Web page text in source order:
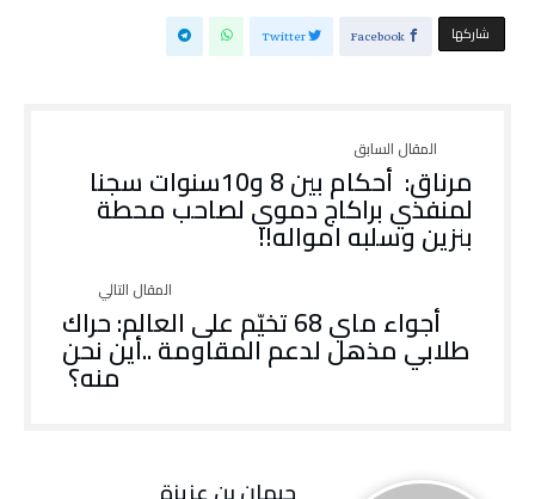
‫‫ شاركها‬ Facebook
Twitter
‬بنزين‭ ‬وسلبه‭ ‬امواله‭ !!‬
‬منه؟‭ ‬